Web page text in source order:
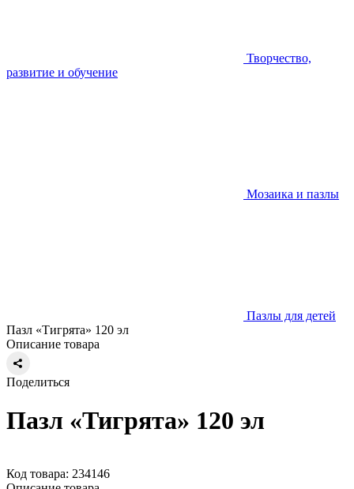
Творчество,
развитие и обучение
Мозаика и пазлы
Пазлы для детей
Пазл «Тигрята» 120 эл
Описание товара
Поделиться
Пазл «Тигрята» 120 эл
Код товара: 234146